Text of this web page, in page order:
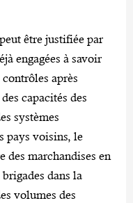
être justifiée par
engagées à savoir
après
capacités des
systèmes
pays voisins, le
des marchandises en
dans la
volumes des